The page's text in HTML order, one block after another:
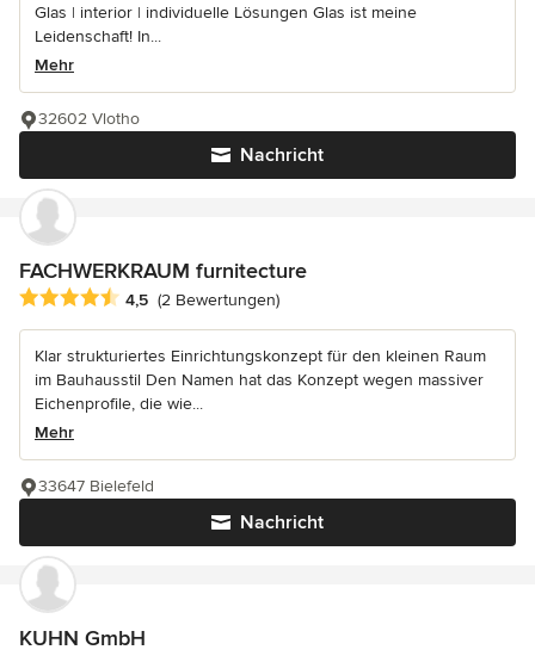
Glas | interior | individuelle Lösungen Glas ist meine
Leidenschaft! In...
Mehr
Nachricht
32602 Vlotho
FACHWERKRAUM furnitecture
Durchschnittliche Bewertung: 4.5 von 5 Sternen
4,5 (2 Bewertungen)
Klar strukturiertes Einrichtungskonzept für den kleinen Raum
im Bauhausstil Den Namen hat das Konzept wegen massiver
Eichenprofile, die wie...
Mehr
Nachricht
33647 Bielefeld
KUHN GmbH